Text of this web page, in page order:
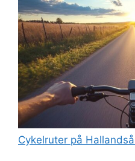
Cykelruter på